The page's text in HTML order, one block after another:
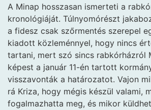
A Minap hosszasan ismerteti a
kronológiáját. Túlnyomórészt
a fidesz csak szőrmentés szerepel
kiadott közleménnyel, hogy nincs
tartani, mert szó sincs rabkórházról
képest a január 11-én tartott
visszavonták a határozatot. Vajon
rá Kriza, hogy mégis készül valami,
fogalmazhatta meg, és mikor